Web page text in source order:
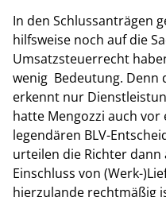
In den Schlussanträgen
hilfsweise noch auf die
Umsatzsteuerrecht
wenig Bedeutung. Denn
erkennt nur
hatte Mengozzi auch vor
legendären BLV-
urteilen die Richter
Einschluss von (Werk-
hierzulande rechtmäßig